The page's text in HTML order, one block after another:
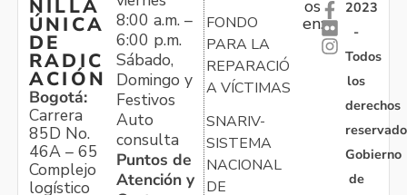
NILLA
ÚNICA
DE
RADIC
ACIÓN
Bogotá:
Carrera
85D No.
46A – 65
Complejo
logístico
8:00 a.m. –
6:00 p.m.
Sábado,
Domingo y
Festivos
Auto
consulta
Puntos de
Atención y
FONDO
PARA LA
REPARACIÓN
A VÍCTIMAS
SNARIV-
SISTEMA
NACIONAL
DE
os
en:
2023
-
Todos
los
derechos
Gobierno
de